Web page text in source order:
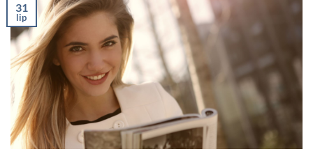
31
lip